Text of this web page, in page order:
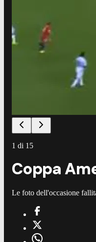
1 di 15
Coppa
Le foto dell'occasione